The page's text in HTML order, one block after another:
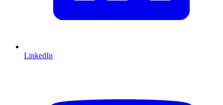
LinkedIn